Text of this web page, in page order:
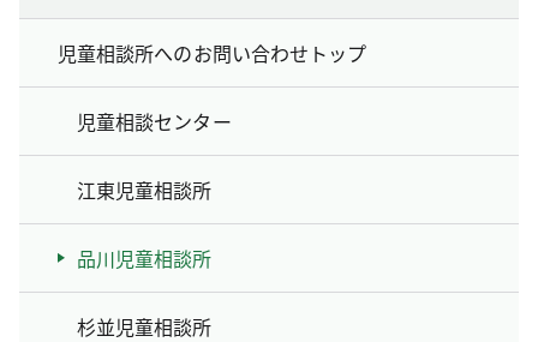
児童相談所へのお問い合わせトップ
児童相談センター
江東児童相談所
品川児童相談所
杉並児童相談所